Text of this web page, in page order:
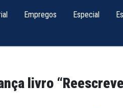
Empregos Especial
livro